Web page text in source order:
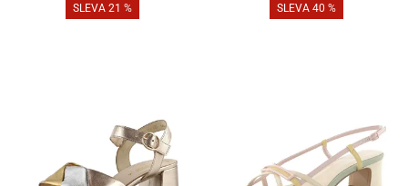
SLEVA 21 %
SLEVA 40 %